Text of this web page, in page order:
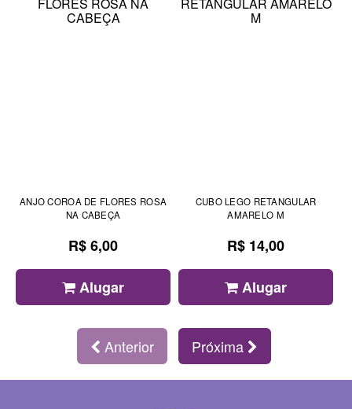
ANJO COROA DE FLORES ROSA
NA CABEÇA
R$ 6,00
Alugar
CUBO LEGO RETANGULAR
AMARELO M
R$ 14,00
Alugar
Anterior Próxima